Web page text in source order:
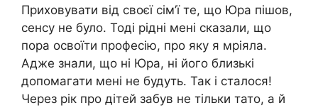
Приховувати від своєї сім’ї те, що Юра пішов,
сенсу не було. Тоді рідні мені сказали, що
пора освоїти професію, про яку я мріяла.
Адже знали, що ні Юра, ні його близькі
допомагати мені не будуть. Так і сталося!
Через рік про дітей забув не тільки тато, а й